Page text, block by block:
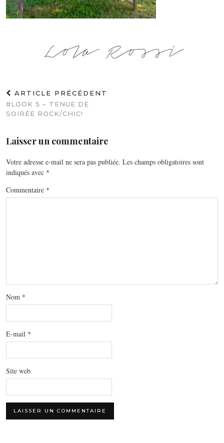
ARTICLE PRÉCÉDENT
#LOOK 5 – TENUE DE
SOIRÉE ROCK/CHIC!
Laisser un commentaire
Votre adresse e-mail ne sera pas publiée. Les champs obligatoires sont
indiqués avec *
Commentaire *
Nom *
E-mail *
Site web